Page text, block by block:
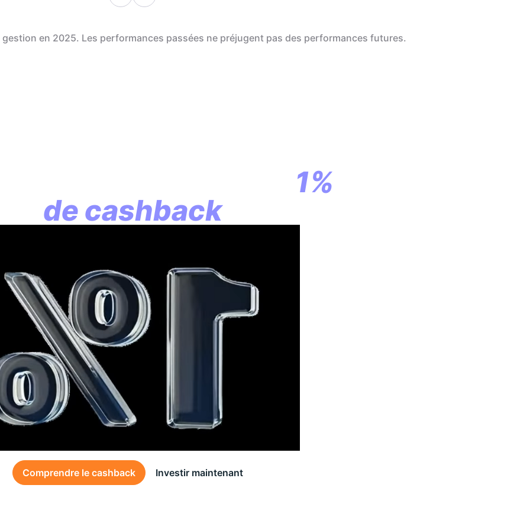
en 2025. Les performances passées ne préjugent pas des performances futures.
1%
de cashback
Comprendre le cashback Investir maintenant